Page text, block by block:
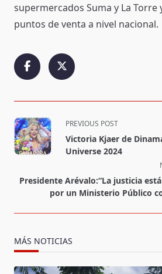
supermercados Suma y La Torre
puntos de venta a nivel nacional.
<span
class="nav-
subtitle
reader-
text">Page</span>
PREVIOUS POST
Victoria Kjaer de
Universe 2024
Presidente Arévalo:“La justicia
por un Ministerio Público
MÁS NOTICIAS